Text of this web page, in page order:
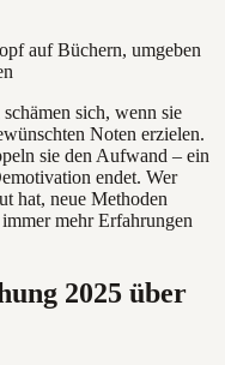
sich, wenn sie
Noten erzielen.
sie den Aufwand – ein
endet. Wer
hat, neue Methoden
mehr Erfahrungen
2025 über